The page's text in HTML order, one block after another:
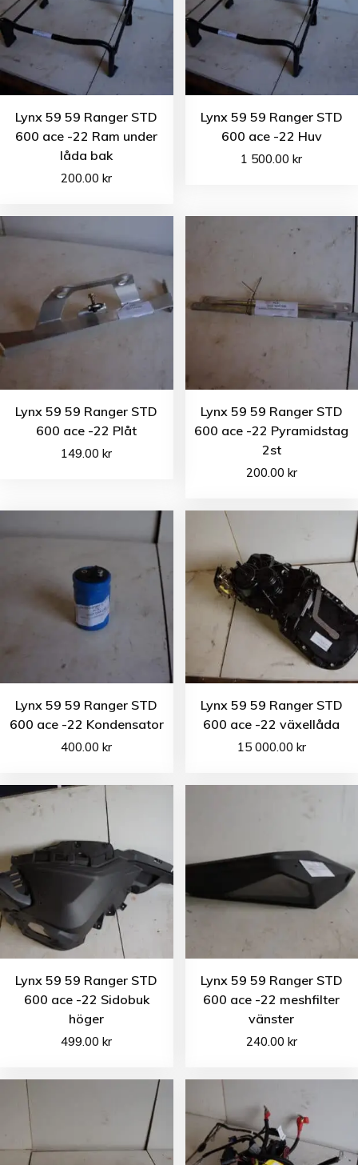
Lynx 59 59 Ranger STD
600 ace -22 Ram under
låda bak
200.00kr
Lynx 59 59 Ranger STD
600 ace -22 Huv
1 500.00kr
Lynx 59 59 Ranger STD
600 ace -22 Plåt
149.00kr
Lynx 59 59 Ranger STD
600 ace -22 Pyramidstag
2st
200.00 kr
Lynx 59 59 Ranger STD
600 ace -22 Kondensator
400.00kr
Lynx 59 59 Ranger STD
600 ace -22 växellåda
15 000.00 kr
Lynx 59 59 Ranger STD
600 ace -22 Sidobuk
höger
499.00kr
Lynx 59 59 Ranger STD
600 ace -22 meshfilter
vänster
240.00 kr